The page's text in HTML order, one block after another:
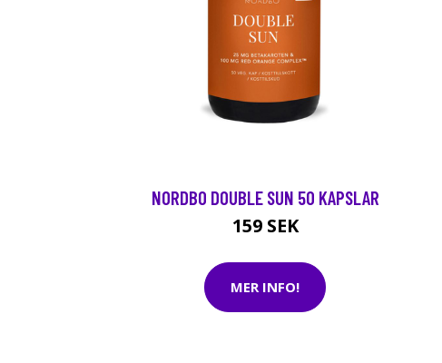
NORDBO DOUBLE SUN 50 KAPSLAR
159 SEK
MER INFO!